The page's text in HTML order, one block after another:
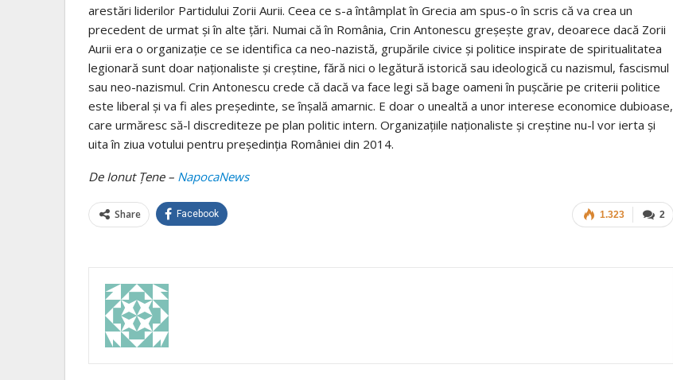
arestări liderilor Partidului Zorii Aurii. Ceea ce s-a întâmplat în Grecia am spus-o în scris că va crea un
precedent de urmat şi în alte ţări. Numai că în România, Crin Antonescu greşeşte grav, deoarece dacă Zorii
Aurii era o organizaţie ce se identifica ca neo-nazistă, grupările civice şi politice inspirate de spiritualitatea
legionară sunt doar naţionaliste şi creştine, fără nici o legătură istorică sau ideologică cu nazismul, fascismul
sau neo-nazismul. Crin Antonescu crede că dacă va face legi să bage oameni în puşcărie pe criterii politice
este liberal şi va fi ales preşedinte, se înşală amarnic. E doar o unealtă a unor interese economice dubioase,
care urmăresc să-l discrediteze pe plan politic intern. Organizaţiile naţionaliste şi creştine nu-l vor ierta şi
uita în ziua votului pentru preşedinţia României din 2014.
De Ionut Ţene – NapocaNews
2
1.323
Share Facebook